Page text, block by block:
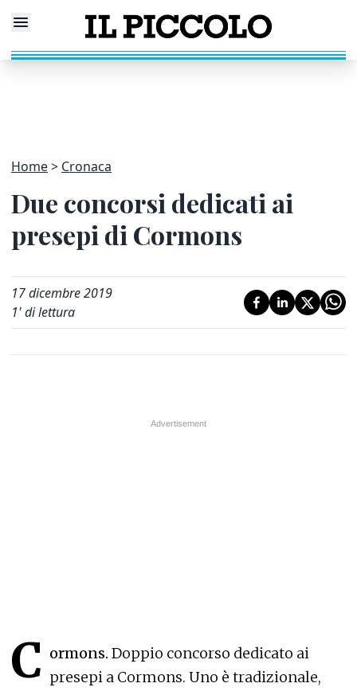
Home Cronaca
Due concorsi dedicati ai
presepi di Cormons
17 dicembre 2019
1' di lettura
C ormons. Doppio concorso dedicato ai
presepi a Cormons. Uno è tradizionale,